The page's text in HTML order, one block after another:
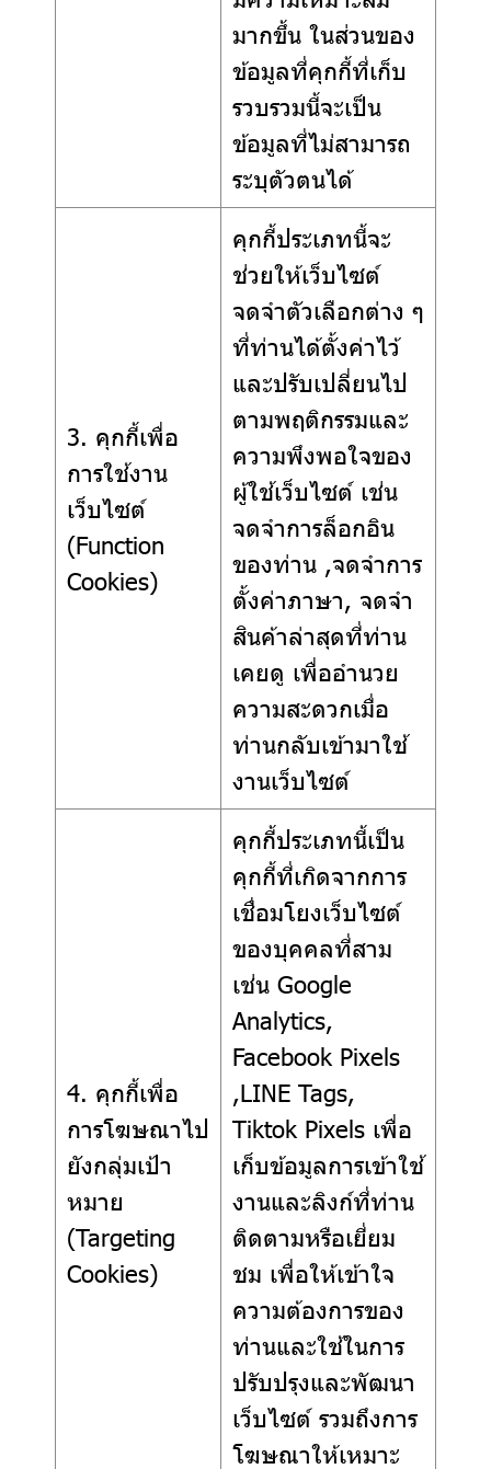
มากขึ้น ในส่วนของ
ข้อมูลที่คุกกี้ที่เก็บ
รวบรวมนี้จะเป็น
ข้อมูลที่ไม่สามารถ
ระบุตัวตนได้
3. คุกกี้เพื่อ
การใช้งาน
เว็บไซต์
(Function
Cookies)
คุกกี้ประเภทนี้จะ
ช่วยให้เว็บไซต์
จดจำตัวเลือกต่าง ๆ
ที่ท่านได้ตั้งค่าไว้
และปรับเปลี่ยนไป
ตามพฤติกรรมและ
ความพึงพอใจของ
ผู้ใช้เว็บไซต์ เช่น
จดจำการล็อกอิน
ของท่าน ,จดจำการ
ตั้งค่าภาษา, จดจำ
สินค้าล่าสุดที่ท่าน
เคยดู เพื่ออำนวย
ความสะดวกเมื่อ
ท่านกลับเข้ามาใช้
งานเว็บไซต์
4. คุกกี้เพื่อ
การโฆษณาไป
ยังกลุ่มเป้า
หมาย
(Targeting
Cookies)
คุกกี้ประเภทนี้เป็น
คุกกี้ที่เกิดจากการ
เชื่อมโยงเว็บไซต์
ของบุคคลที่สาม
เช่น Google
Analytics,
Facebook Pixels
,LINE Tags,
Tiktok Pixels เพื่อ
เก็บข้อมูลการเข้าใช้
งานและลิงก์ที่ท่าน
ติดตามหรือเยี่ยม
ชม เพื่อให้เข้าใจ
ความต้องการของ
ท่านและใช้ในการ
ปรับปรุงและพัฒนา
เว็บไซต์ รวมถึงการ
โฆษณาให้เหมาะ